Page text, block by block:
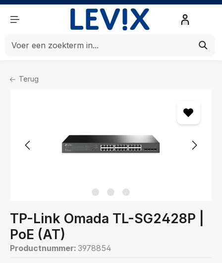
Terug
Home
TP-Link Omada TL-SG2428P |
PoE (AT)
Productnummer: 3978854